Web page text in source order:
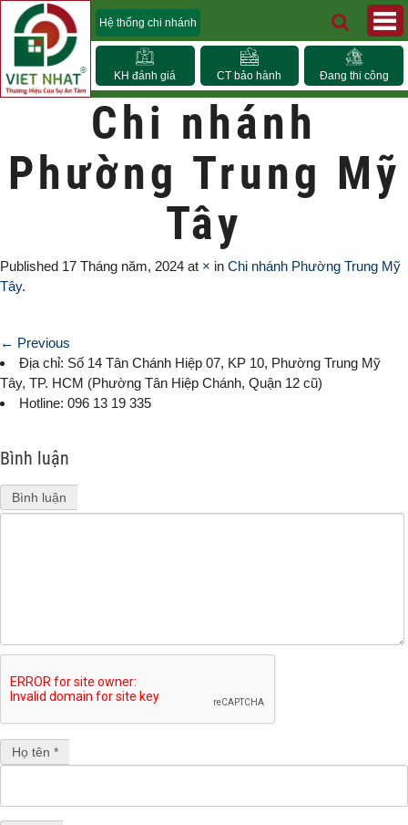
Hệ thống chi nhánh
KH đánh giá CT bảo hành Đang thi công
Chi nhánh
Phường Trung Mỹ
Tây
Published 17 Tháng năm, 2024 at × in Chi nhánh Phường Trung Mỹ
Tây.
← Previous
Địa chỉ: Số 14 Tân Chánh Hiệp 07, KP 10, Phường Trung Mỹ
Tây, TP. HCM (Phường Tân Hiệp Chánh, Quận 12 cũ)
Hotline: 096 13 19 335
Bình luận
Bình luận
Họ tên *